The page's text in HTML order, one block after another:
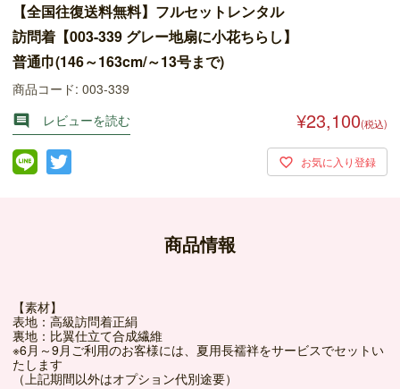
【全国往復送料無料】フルセットレンタル
訪問着【003-339 グレー地扇に小花ちらし】
普通巾(146～163cm/～13号まで)
商品コード: 003-339

レビューを読む ¥23,100(税込)
商品情報
【素材】
表地：高級訪問着正絹
裏地：比翼仕立て合成繊維
※6月～9月ご利用のお客様には、夏用長襦袢をサービスでセットい
たします
（上記期間以外はオプション代別途要）